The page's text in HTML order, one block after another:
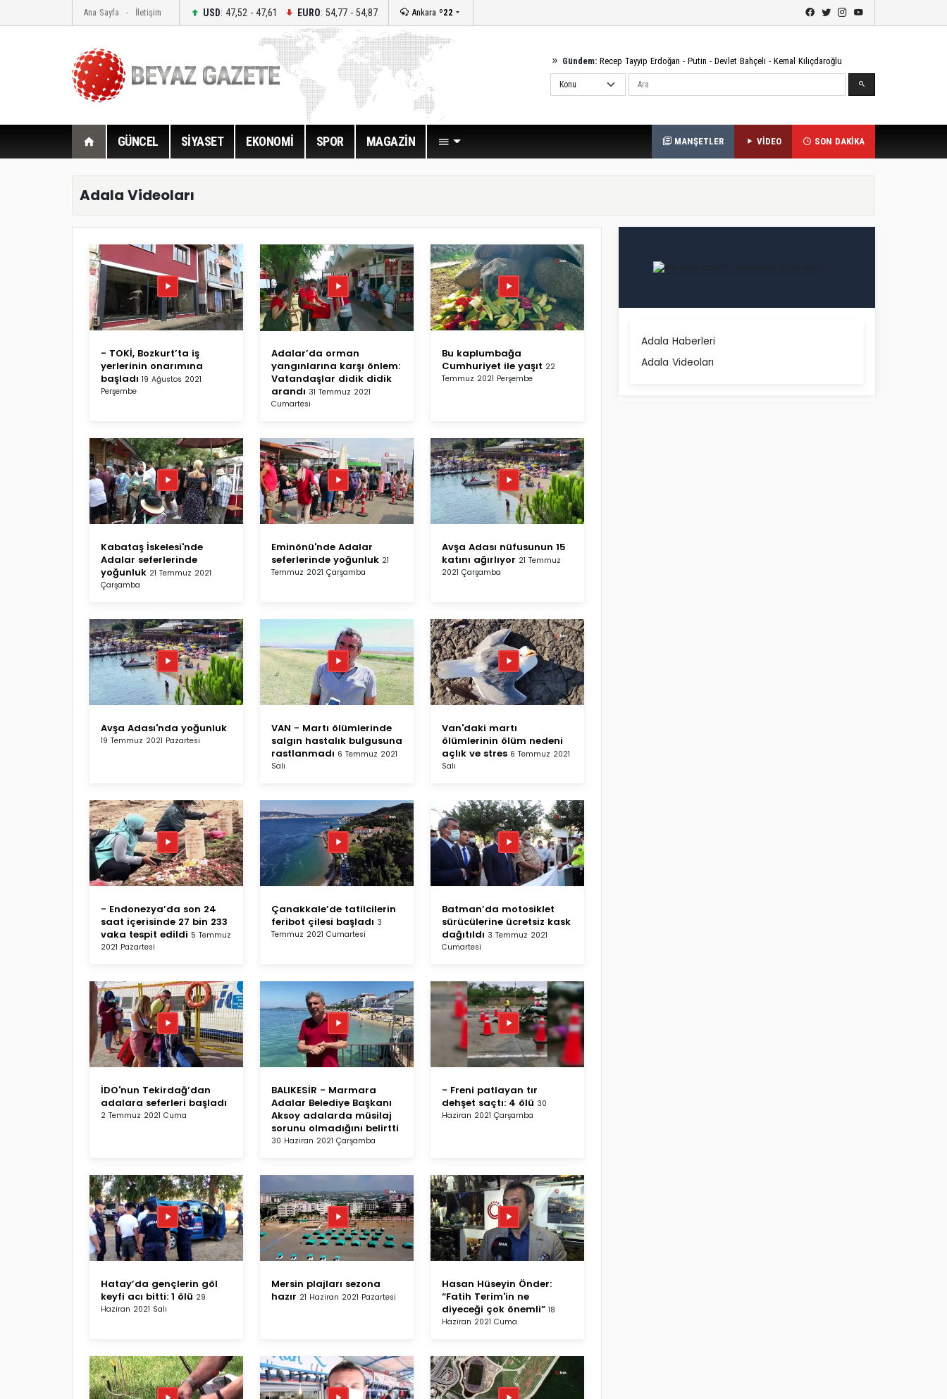
Ana Sayfa İletişim USD: 47,52 - 47,61 EURO: 54,77 - 54,87 Ankara º22
Gündem: Recep Tayyip Erdoğan - Putin - Devlet Bahçeli - Kemal Kılıçdaroğlu
Ara
GÜNCEL SİYASET EKONOMİ SPOR MAGAZİN MANŞETLER VİDEO SON DAKİKA
Adala Videoları
- TOKİ, Bozkurt’ta iş
yerlerinin onarımına
başladı 19 Ağustos 2021
Perşembe
Adalar’da orman
yangınlarına karşı önlem:
Vatandaşlar didik didik
arandı 31 Temmuz 2021
Cumartesi
Bu kaplumbağa
Cumhuriyet ile yaşıt 22
Temmuz 2021 Perşembe
Kabataş İskelesi'nde
Adalar seferlerinde
yoğunluk 21 Temmuz 2021
Çarşamba
Eminönü'nde Adalar
seferlerinde yoğunluk 21
Temmuz 2021 Çarşamba
Avşa Adası nüfusunun 15
katını ağırlıyor 21 Temmuz
2021 Çarşamba
Avşa Adası'nda yoğunluk
19 Temmuz 2021 Pazartesi
VAN - Martı ölümlerinde
salgın hastalık bulgusuna
rastlanmadı 6 Temmuz 2021
Salı
Van'daki martı
ölümlerinin ölüm nedeni
açlık ve stres 6 Temmuz 2021
Salı
- Endonezya’da son 24
saat içerisinde 27 bin 233
vaka tespit edildi 5 Temmuz
2021 Pazartesi
Çanakkale’de tatilcilerin
feribot çilesi başladı 3
Temmuz 2021 Cumartesi
Batman’da motosiklet
sürücülerine ücretsiz kask
dağıtıldı 3 Temmuz 2021
Cumartesi
İDO'nun Tekirdağ’dan
adalara seferleri başladı
2 Temmuz 2021 Cuma
BALIKESİR - Marmara
Adalar Belediye Başkanı
Aksoy adalarda müsilaj
sorunu olmadığını belirtti
30 Haziran 2021 Çarşamba
- Freni patlayan tır
dehşet saçtı: 4 ölü 30
Haziran 2021 Çarşamba
Hatay’da gençlerin göl
keyfi acı bitti: 1 ölü 29
Haziran 2021 Salı
Mersin plajları sezona
hazır 21 Haziran 2021 Pazartesi
Hasan Hüseyin Önder:
“Fatih Terim'in ne
diyeceği çok önemli” 18
Haziran 2021 Cuma
Adala Haberleri
Adala Videoları